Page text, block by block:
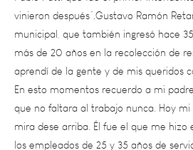
más de 20 años en la recolección
aprendí de la gente y de mis
En esto momentos recuerdo a mi
que no faltara al trabajo nunca. Hoy
mira dese arriba. Él fue el que me
los empleados de 25 y 35 años de